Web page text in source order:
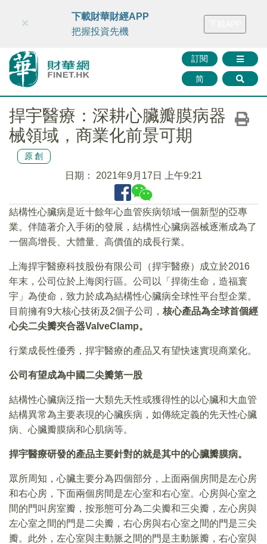
財華智庫網 FINTV FINMETA 財華證券 媒體矩陣
訂閱
简
×
下載財華財經APP
把握投資先機
捍宇醫療：深耕心臟瓣膜病器
械領域，商業化前景可期
原創
日期： 2021年9月17日 上午9:21
結構性心臟病是近十餘年心血管疾病領域一個新型的亞專
業。伴隨著介入手術的發展，結構性心臟病器械逐漸成為了
一個高增長、大體量、高價值的成長行業。
上海捍宇醫療科技股份有限公司（捍宇醫療）成立於2016
年末，公司位於上海闵行區。公司以「捍衛生命，造福寰
宇」為使命，致力於成為結構性心臟病全球性平台型企業。
目前擁有9大核心技術及2個子公司， 核心產品為全球首個經
心尖二尖瓣夾合器ValveClamp。
行業成長性優秀，捍宇醫療的產品又有望快速實現商業化。
公司有望成為中國二尖瓣第一股
結構性心臟病泛指一大類先天性或獲得性的以心臟和大血管
結構異常為主要表現的心臟疾病，如傳統定義的先天性心臟
病、心臟瓣膜病和心肌病等。
捍宇醫療研發的產品主要針對的就是其中的心臟瓣膜病。
眾所周知，心臟主要分為四個部分，上面兩個房間是左心房
和右心房，下面兩個房間是左心室和右心室。心房與心室之
間的門叫房室瓣，按形態可分為二尖瓣和三尖瓣，左心房與
左心室之間的門是二尖瓣，右心房與右心室之間的門是三尖
瓣。此外，左心室與主動脈之間的門是主動脈瓣，右心室與